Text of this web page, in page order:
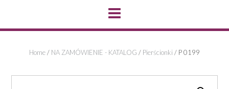
Home/ NA ZAMÓWIENIE - KATALOG / Pierścionki / P 0199